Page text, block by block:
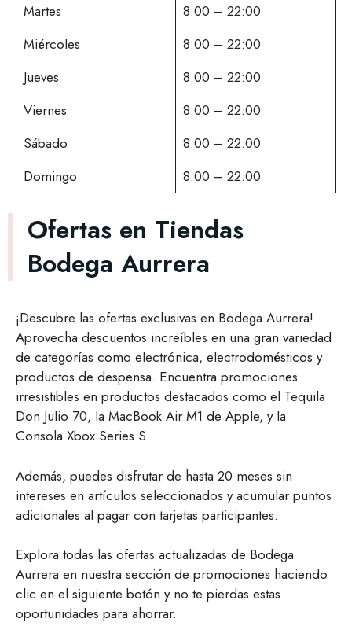
Martes
8:00 – 22:00
Miércoles
8:00 – 22:00
Jueves
8:00 – 22:00
Viernes
8:00 – 22:00
Sábado
8:00 – 22:00
Domingo
8:00 – 22:00
Ofertas en Tiendas
Bodega Aurrera
¡Descubre las ofertas exclusivas en Bodega Aurrera!
Aprovecha descuentos increíbles en una gran variedad
de categorías como electrónica, electrodomésticos y
productos de despensa. Encuentra promociones
irresistibles en productos destacados como el Tequila
Don Julio 70, la MacBook Air M1 de Apple, y la
Consola Xbox Series S.
Además, puedes disfrutar de hasta 20 meses sin
intereses en artículos seleccionados y acumular puntos
adicionales al pagar con tarjetas participantes.
Explora todas las ofertas actualizadas de Bodega
Aurrera en nuestra sección de promociones haciendo
clic en el siguiente botón y no te pierdas estas
oportunidades para ahorrar.